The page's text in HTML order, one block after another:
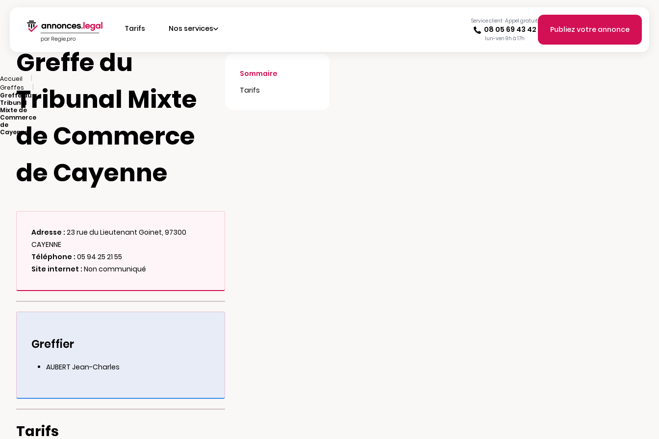
Tarifs Nos services
Service client · Appel gratuit
08 05 69 43 42
lun-ven 9h à 17h
Publiez votre annonce
Accueil
|
Greffes
|
Greffe du
Tribunal
Mixte de
Commerce
de
Cayenne
Greffe du
Tribunal Mixte
de Commerce
de Cayenne
Adresse : 23 rue du Lieutenant Goinet, 97300
CAYENNE
Téléphone : 05 94 25 21 55
Site internet : Non communiqué
Greffier
AUBERT Jean-Charles
Tarifs
Sommaire
Tarifs